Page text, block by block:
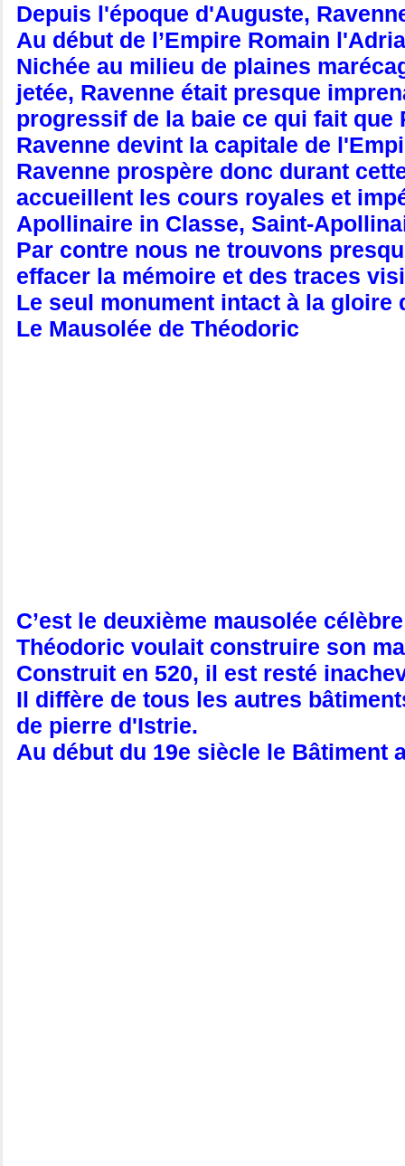
Depuis l'époque d'Auguste,
Au début de l’Empire Romain
Nichée au milieu de plaines
jetée, Ravenne était presque
progressif de la baie ce qui fait que
Ravenne devint la capitale de
Ravenne prospère donc durant
accueillent les cours royales et
Apollinaire in Classe, Saint-
Par contre nous ne trouvons
effacer la mémoire et des traces
Le seul monument intact à la
Le Mausolée de Théodoric
C’est le deuxième mausolée
Théodoric voulait construire son
Construit en 520, il est resté
Il diffère de tous les autres
de pierre d'Istrie.
Au début du 19e siècle le Bâtiment